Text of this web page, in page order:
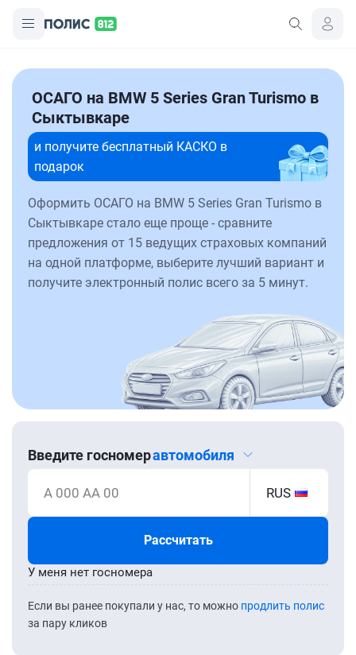
ОСАГО на BMW 5 Series Gran Turismo в
Сыктывкаре
и получите бесплатный КАСКО в
подарок
Оформить ОСАГО на BMW 5 Series Gran Turismo в
Сыктывкаре стало еще проще - сравните
предложения от 15 ведущих страховых компаний
на одной платформе, выберите лучший вариант и
получите электронный полис всего за 5 минут.
Введите госномеравтомобиля
А 000 АА 00 RUS
Рассчитать
Если вы ранее покупали у нас, то можно продлить полис
за пару кликов
У меня нет госномера